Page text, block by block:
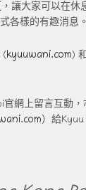
，讓大家可以在休
各樣的有趣消息。
(kyuuwani.com)
網上留言互動，
）給